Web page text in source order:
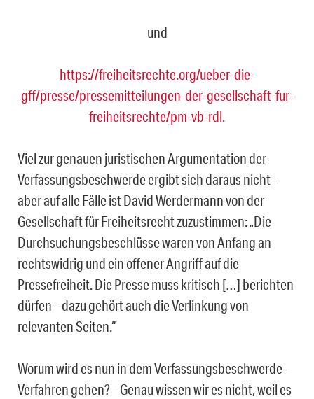
und
https://freiheitsrechte.org/ueber-die-
gff/presse/pressemitteilungen-der-gesellschaft-fur-
freiheitsrechte/pm-vb-rdl.
Viel zur genauen juristischen Argumentation der
Verfassungsbeschwerde ergibt sich daraus nicht –
aber auf alle Fälle ist David Werdermann von der
Gesellschaft für Frei­heitsrecht zuzustimmen: „Die
Durchsuchungsbeschlüsse waren von Anfang an
rechts­widrig und ein offener Angriff auf die
Pressefreiheit. Die Presse muss kritisch […] be­richten
dürfen – dazu gehört auch die Verlinkung von
relevanten Seiten.“
Worum wird es nun in dem Verfassungsbeschwerde-
Verfahren gehen? – Genau wissen wir es nicht, weil es